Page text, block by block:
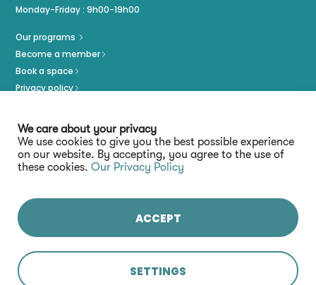
We care about your privacy
We use cookies to give you the best possible experience
on our website. By accepting, you agree to the use of
these cookies. Our Privacy Policy
ACCEPT
SETTINGS
Monday-Friday : 9h00-19h00
Our programs
Become a member
Book a space
Privacy policy
Stay connected :